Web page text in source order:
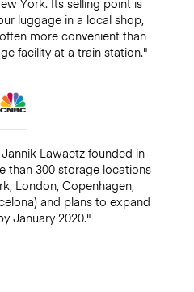
luggage in a local shop,
more convenient than
facility at a train station."
Lawaetz founded in
than 300 storage locations
London, Copenhagen,
and plans to expand
January 2020."